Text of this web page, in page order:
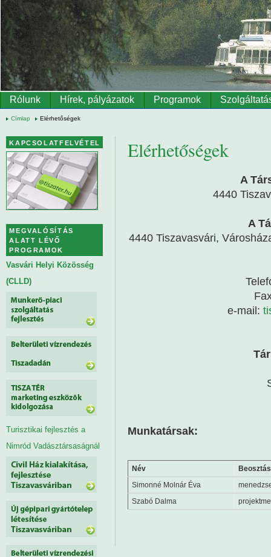
Ugrás a tartalomra
Rólunk Hírek, pályázatok Programok
Címlap Elérhetőségek
Elérhetőségek
A
4440
A
4440 Tiszavasvári,
e-mail:
Munkatársak:
Név
Beosztás
Simonné Molnár Éva
Szabó Dalma
KAPCSOLATFELVÉTEL
MEGVALÓSÍTÁS
ALATT LÉVŐ
PROGRAMOK
Vasvári Helyi Közösség
(CLLD)
Turisztikai fejlesztés a
Nimród Vadásztársaságnál